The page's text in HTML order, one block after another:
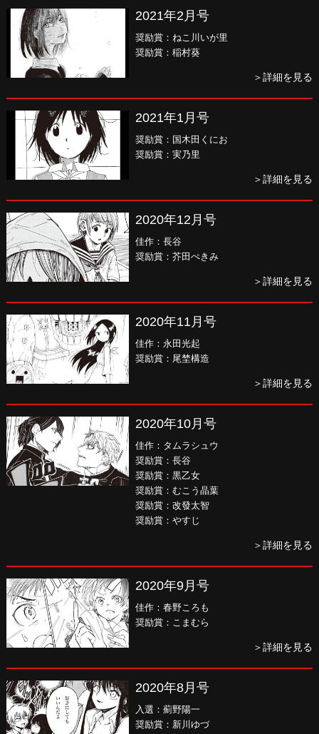
2021年2月号
奨励賞：ねこ川いが里
奨励賞：稲村葵
＞詳細を見る
2021年1月号
奨励賞：国木田くにお
奨励賞：実乃里
＞詳細を見る
2020年12月号
佳作：長谷
奨励賞：芥田ぺきみ
＞詳細を見る
2020年11月号
佳作：永田光起
奨励賞：尾埜構造
＞詳細を見る
2020年10月号
佳作：タムラシュウ
奨励賞：長谷
奨励賞：黒乙女
奨励賞：むこう晶葉
奨励賞：改發太智
奨励賞：やすじ
＞詳細を見る
2020年9月号
佳作：春野ころも
奨励賞：こまむら
＞詳細を見る
2020年8月号
入選：薊野陽一
奨励賞：新川ゆづ